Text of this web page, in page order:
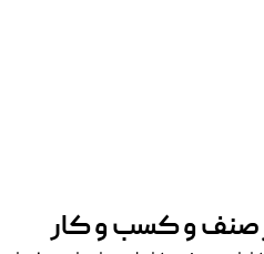
صنف و کسب و کار